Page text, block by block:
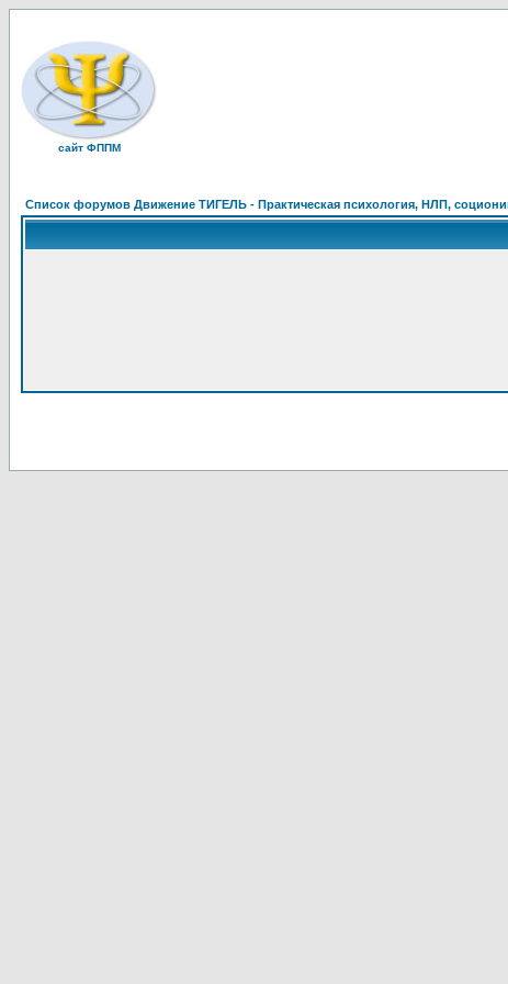
сайт ФППМ
Список форумов Движение ТИГЕЛЬ - Практическая психология, НЛП,